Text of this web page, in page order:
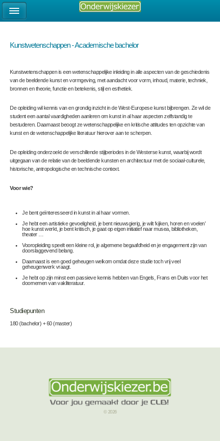
Kunstwetenschappen - Academische bachelor
Kunstwetenschappen is een wetenschappelijke inleiding in alle aspecten van de geschiedenis
van de beeldende kunst en vormgeving, met aandacht voor vorm, inhoud, materie, techniek,
bronnen en theorie, functie en betekenis, stijl en esthetiek.
De opleiding wil kennis van en grondig inzicht in de West-Europese kunst bijbrengen. Ze wil de
student een aantal vaardigheden aanleren om kunst in al haar aspecten zelfstandig te
bestuderen. Daarnaast beoogt ze wetenschappelijke en kritische attitudes ten opzichte van
kunst en de wetenschappelijke literatuur hierover aan te scherpen.
De opleiding onderzoekt de verschillende stijlperiodes in de Westerse kunst, waarbij wordt
uitgegaan van de relatie van de beeldende kunsten en architectuur met de sociaal-culturele,
historische, antropologische en technische context.
Voor wie?
Je bent geïnteresseerd in kunst in al haar vormen.
Je hebt een artistieke gevoeligheid, je bent nieuwsgierig, je wilt ‘kijken, horen en voelen’
hoe kunst werkt, je bent kritisch, je gaat op eigen initiatief naar musea, bibliotheken,
theater …
Vooropleiding speelt een kleine rol, je algemene begaafdheid en je engagement zijn van
doorslaggevend belang.
Daarnaast is een goed geheugen welkom omdat deze studie toch vrij veel
geheugenwerk vraagt.
Je hebt op zijn minst een passieve kennis hebben van Engels, Frans en Duits voor het
doornemen van vakliteratuur.
Studiepunten
180 (bachelor) + 60 (master)
© 2026